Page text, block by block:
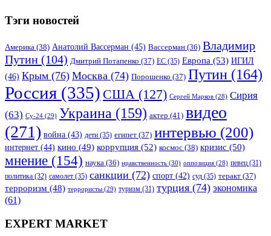
Тэги новостей
Америка (38) Анатолий Вассерман (45) Вассерман (36) Владимир
Путин (104) Дмитрий Потапенко (37) ЕС (35) Европа (53) ИГИЛ
(46) Крым (76) Москва (74) Порошенко (37) Путин (164)
Россия (335) США (127) Сергей Марков (28) Сирия
(63) Су-24 (29) Украина (159) актер (41) видео
(271) война (43) дети (35) египет (37) интервью (200)
интернет (44) кино (49) коррупция (52) космос (38) кризис (50)
мнение (154) наука (36) нравственность (30) оппозиция (28) певец (31)
политика (32) самолет (35) санкции (72) спорт (42) суд (35) теракт (37)
терроризм (48) террористы (29) туризм (31) турция (74) экономика
(61)
EXPERT MARKET